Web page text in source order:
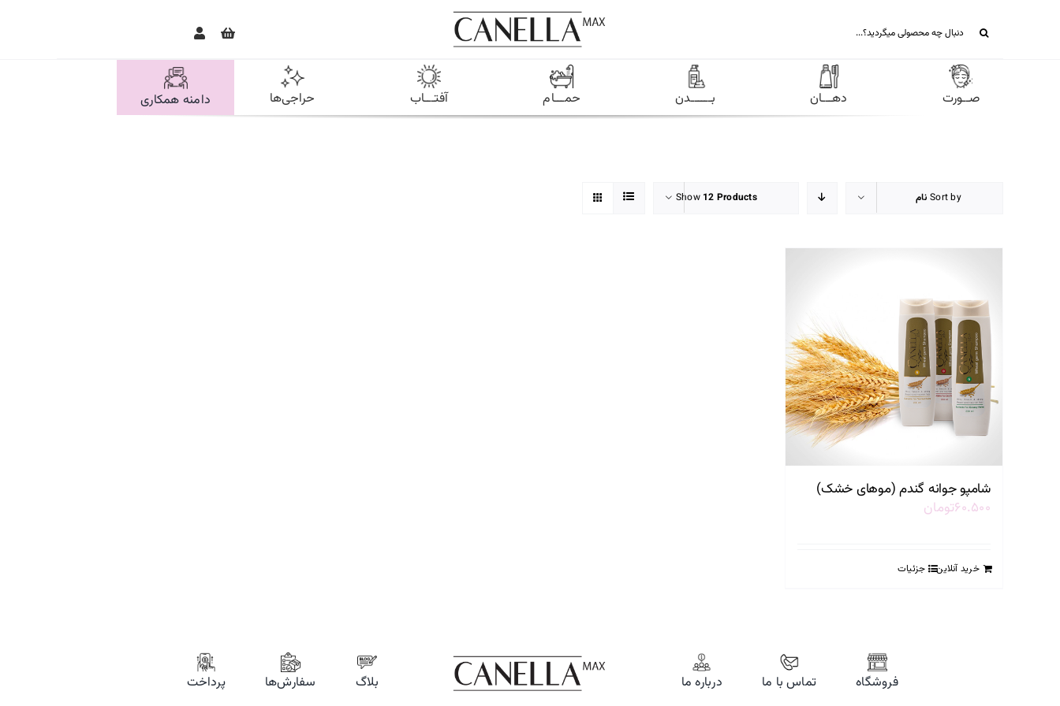
جستجو
صــورت دهـــان بــــــدن حمـــام آفتـــاب حراجی‌ها دامنه همکاری
Sort by نام Show 12 Products
شامپو جوانه گندم (موهای خشک)
۶۰.۵۰۰تومان
خرید آنلاین جزئیات
فروشگاه تماس با ما درباره ما بلاگ سفارش‌ها پرداخت